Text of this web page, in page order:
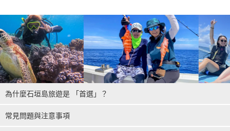
為什麼石垣島旅遊是 「首選」？
常見問題與注意事項